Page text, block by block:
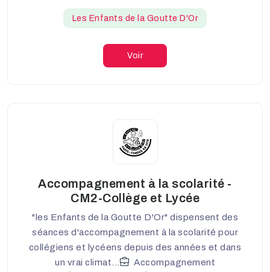
Les Enfants de la Goutte D'Or
Voir
Accompagnement à la scolarité -
CM2-Collège et Lycée
"les Enfants de la Goutte D'Or" dispensent des
séances d'accompagnement à la scolarité pour
collégiens et lycéens depuis des années et dans
un vrai climat...
Accompagnement